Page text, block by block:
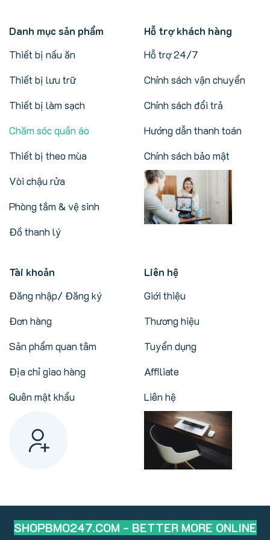
Danh mục sản phẩm
Thiết bị nấu ăn
Thiết bị lưu trữ
Thiết bị làm sạch
Chăm sóc quần áo
Thiết bị theo mùa
Vòi chậu rửa
Phòng tắm & vệ sinh
Đồ thanh lý
Hỗ trợ khách hàng
Hỗ trợ 24/7
Chính sách vận chuyển
Chính sách đổi trả
Hướng dẫn thanh toán
Chính sách bảo mật
Tài khoản
Đăng nhập/ Đăng ký
Đơn hàng
Sản phẩm quan tâm
Địa chỉ giao hàng
Quên mật khẩu
Liên hệ
Giới thiệu
Thương hiệu
Tuyển dụng
Affiliate
Liên hệ
SHOPBMO247.COM - BETTER MORE ONLINE